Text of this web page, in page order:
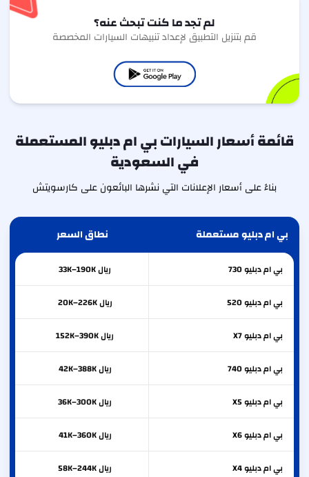
لم تجد ما كنت تبحث عنه؟
قم بتنزيل التطبيق لإعداد تنبيهات السيارات المخصصة
قائمة أسعار السيارات بي ام دبليو المستعملة
في السعودية
بناءً على أسعار الإعلانات التي نشرها البائعون على كارسويتش
بي ام دبليو مستعملة نطاق السعر
بي ام دبليو730 ريال 33K–190K
بي ام دبليو520 ريال 20K–226K
بي ام دبليوX7 ريال 152K–390K
بي ام دبليو740 ريال 42K–388K
بي ام دبليوX5 ريال 36K–300K
بي ام دبليوX6 ريال 41K–360K
بي ام دبليوX4 ريال 58K–244K